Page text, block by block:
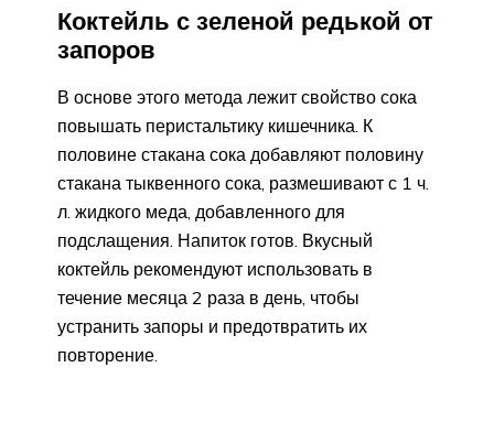
Коктейль с зеленой редькой от
запоров
В основе этого метода лежит свойство сока
повышать перистальтику кишечника. К
половине стакана сока добавляют половину
стакана тыквенного сока, размешивают с 1 ч.
л. жидкого меда, добавленного для
подслащения. Напиток готов. Вкусный
коктейль рекомендуют использовать в
течение месяца 2 раза в день, чтобы
устранить запоры и предотвратить их
повторение.